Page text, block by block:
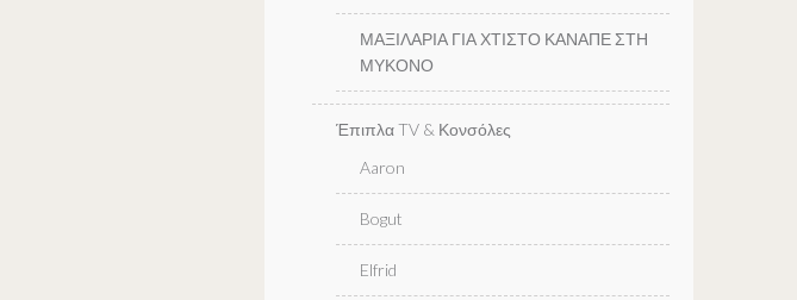
ΜΑΞΙΛΑΡΙΑ ΓΙΑ ΧΤΙΣΤΟ ΚΑΝΑΠΕ ΣΤΗ
ΜΥΚΟΝΟ
Έπιπλα TV & Κονσόλες
Aaron
Bogut
Elfrid